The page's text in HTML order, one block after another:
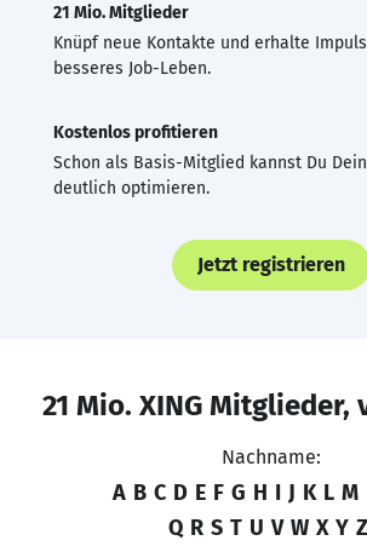
21 Mio. Mitglieder
Knüpf neue Kontakte und erhalte
besseres Job-Leben.
Kostenlos profitieren
Schon als Basis-Mitglied kannst Du
deutlich optimieren.
Jetzt registrieren
21 Mio. XING Mitglieder,
Nachname:
A B C D E F G H I J K L M
Q R S T U V W X Y Z